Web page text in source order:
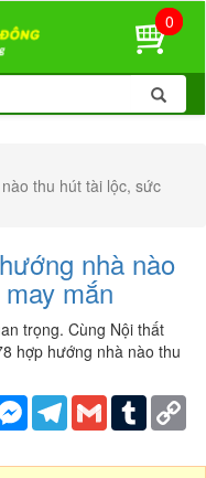
0
thu hút tài lộc, sức
nhà nào
mắn
trọng. Cùng Nội thất
hợp hướng nhà nào thu
MessengerTelegram
Gmail Tumblr